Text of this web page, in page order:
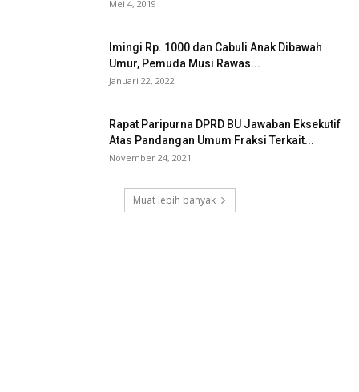
Mei 4, 2019
Imingi Rp. 1000 dan Cabuli Anak Dibawah
Umur, Pemuda Musi Rawas...
Januari 22, 2022
Rapat Paripurna DPRD BU Jawaban Eksekutif
Atas Pandangan Umum Fraksi Terkait...
November 24, 2021
Muat lebih banyak